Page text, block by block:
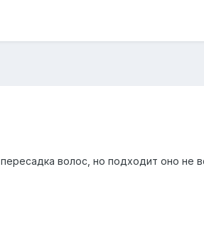
волос, но подходит оно не